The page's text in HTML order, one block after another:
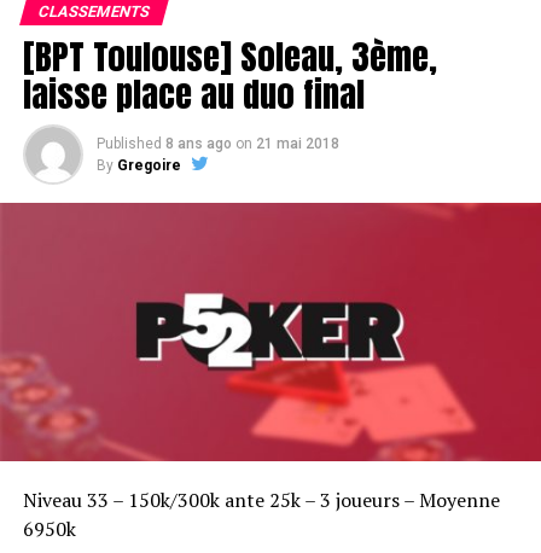
CLASSEMENTS
[BPT Toulouse] Soleau, 3ème,
laisse place au duo final
Published 8 ans ago on 21 mai 2018
By Gregoire
Niveau 33 – 150k/300k ante 25k – 3 joueurs – Moyenne
6950k